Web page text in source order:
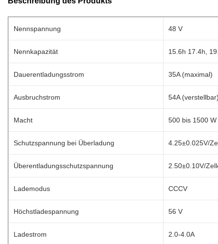
Nennspannung 48 V
Nennkapazität 15.6h 17.4h,
Dauerentladungsstrom 35A (maximal)
Ausbruchstrom 54A
Macht 500 bis 1500 W
Schutzspannung bei Überladung 4.25±0.025V/
Überentladungsschutzspannung 2.50±0.10V/
Lademodus CCCV
Höchstladespannung 56 V
Ladestrom 2.0-4.0A